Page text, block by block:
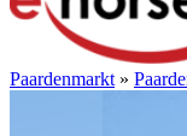
Paardenmarkt »